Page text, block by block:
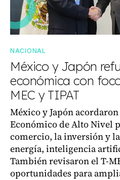
NACIONAL
México y Japón
económica con
MEC y TIPAT
México y Japón
Económico de Alto Nivel
comercio, la inversión y
energía, inteligencia
También revisaron el T-
oportunidades para